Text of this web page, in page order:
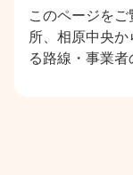
このページを
所、相原中央
る路線・事業者